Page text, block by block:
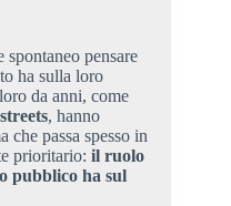
spontaneo pensare
ha sulla loro
da anni, come
, hanno
che passa spesso in
prioritario: il ruolo
pubblico ha sul